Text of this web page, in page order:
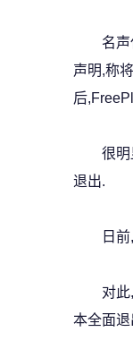
名声仅
声明,称
后
很明显,
退出.
日前,腾
对此,IT
本全面